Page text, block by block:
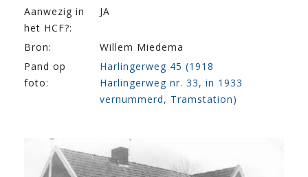
Aanwezig in
het HCF?:
JA
Bron:
Willem Miedema
Pand op
foto:
Harlingerweg 45 (1918
Harlingerweg nr. 33, in 1933
vernummerd, Tramstation)